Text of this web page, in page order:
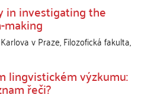
in investigating the
making
v Praze, Filozofická fakulta,
lingvistickém výzkumu:
řeči?